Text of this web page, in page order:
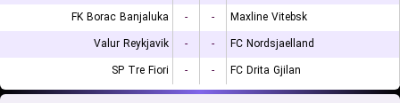
FK Borac Banjaluka
- -
Maxline Vitebsk
Valur Reykjavik
- -
FC Nordsjaelland
SP Tre Fiori
- - FC Drita Gjilan